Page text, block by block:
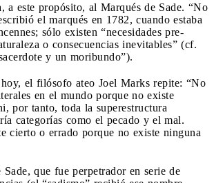
a este propósito, al Marqués de Sade. “No
el marqués en 1782, cuando estaba
sólo existen “necesidades pre-
o consecuencias inevitables” (cf.
y un moribundo”).
el filósofo ateo Joel Marks repite: “No
en el mundo porque no existe
por tanto, toda la superestructura
categorías como el pecado y el mal.
cierto o errado porque no existe ninguna
Sade, que fue perpetrador en serie de